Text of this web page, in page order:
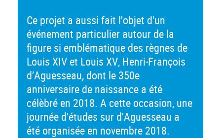
Ce projet a aussi fait l'objet d'un
événement particulier autour de la
figure si emblématique des règnes de
Louis XIV et Louis XV, Henri-François
d’Aguesseau, dont le 350e
anniversaire de naissance a été
célèbré en 2018. A cette occasion, une
journée d'études sur d'Aguesseau a
été organisée en novembre 2018.